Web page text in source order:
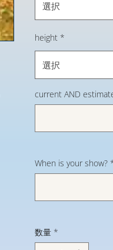
選択
height *
選択
current AND
When is your show?
数量 *